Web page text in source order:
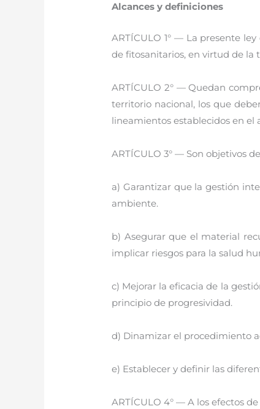
Alcances y definiciones
ARTÍCULO 1° — La presente
de fitosanitarios, en virtud de
ARTÍCULO 2° — Quedan
territorio nacional, los que
lineamientos establecidos en el
ARTÍCULO 3° — Son objetivos
a) Garantizar que la gestión
ambiente.
b) Asegurar que el material
implicar riesgos para la salud
c) Mejorar la eficacia de la
principio de progresividad.
d) Dinamizar el procedimiento
e) Establecer y definir las
ARTÍCULO 4° — A los efectos